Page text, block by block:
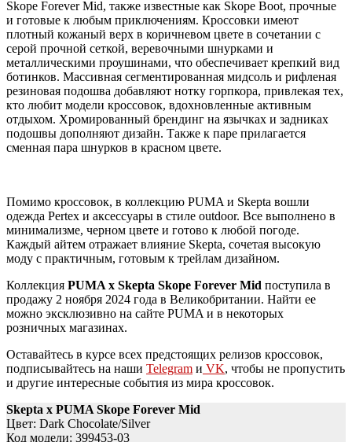
Skope Forever Mid, также известные как Skope Boot, прочные
и готовые к любым приключениям. Кроссовки имеют
плотный кожаный верх в коричневом цвете в сочетании с
серой прочной сеткой, веревочными шнурками и
металлическими проушинами, что обеспечивает крепкий вид
ботинков. Массивная сегментированная мидсоль и рифленая
резиновая подошва добавляют нотку горпкора, привлекая тех,
кто любит модели кроссовок, вдохновленные активным
отдыхом. Хромированный брендинг на язычках и задниках
подошвы дополняют дизайн. Также к паре прилагается
сменная пара шнурков в красном цвете.
Помимо кроссовок, в коллекцию PUMA и Skepta вошли
одежда Pertex и аксессуары в стиле outdoor. Все выполнено в
минимализме, черном цвете и готово к любой погоде.
Каждый айтем отражает влияние Skepta, сочетая высокую
моду с практичным, готовым к трейлам дизайном.
Коллекция PUMA x Skepta Skope Forever Mid поступила в
продажу 2 ноября 2024 года в Великобритании. Найти ее
можно эксклюзивно на сайте PUMA и в некоторых
розничных магазинах.
Оставайтесь в курсе всех предстоящих релизов кроссовок,
подписывайтесь на наши Telegram и VK, чтобы не пропустить
и другие интересные события из мира кроссовок.
Skepta x PUMA Skope Forever Mid
Цвет: Dark Chocolate/Silver
Код модели: 399453-03